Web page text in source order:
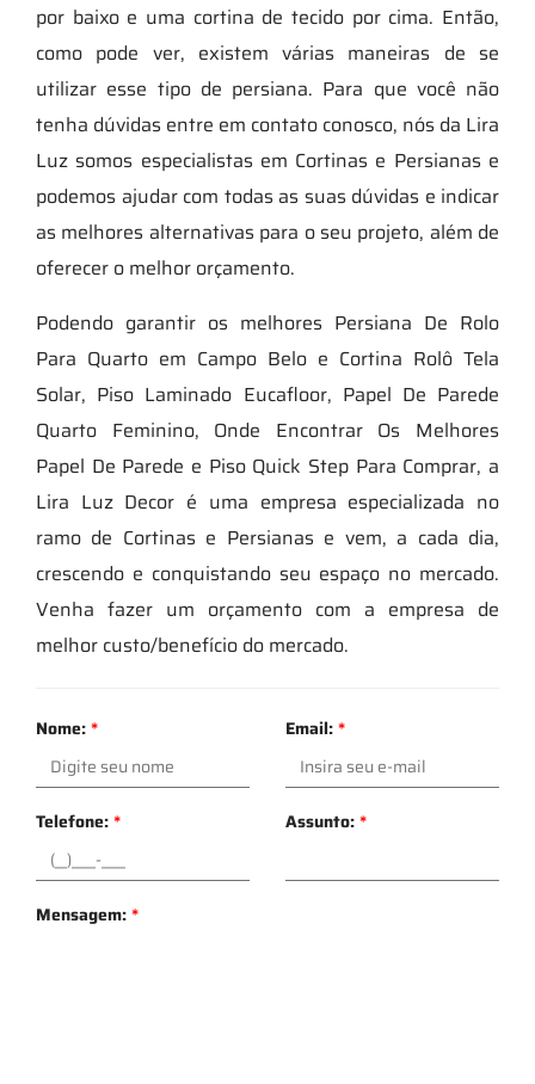
por baixo e uma cortina de tecido por cima. Então,
como pode ver, existem várias maneiras de se
utilizar esse tipo de persiana. Para que você não
tenha dúvidas entre em contato conosco, nós da Lira
Luz somos especialistas em Cortinas e Persianas e
podemos ajudar com todas as suas dúvidas e indicar
as melhores alternativas para o seu projeto, além de
oferecer o melhor orçamento.
Podendo garantir os melhores Persiana De Rolo
Para Quarto em Campo Belo e Cortina Rolô Tela
Solar, Piso Laminado Eucafloor, Papel De Parede
Quarto Feminino, Onde Encontrar Os Melhores
Papel De Parede e Piso Quick Step Para Comprar, a
Lira Luz Decor é uma empresa especializada no
ramo de Cortinas e Persianas e vem, a cada dia,
crescendo e conquistando seu espaço no mercado.
Venha fazer um orçamento com a empresa de
melhor custo/benefício do mercado.
Nome:* Email:*
Telefone:* Assunto:*
Mensagem:*